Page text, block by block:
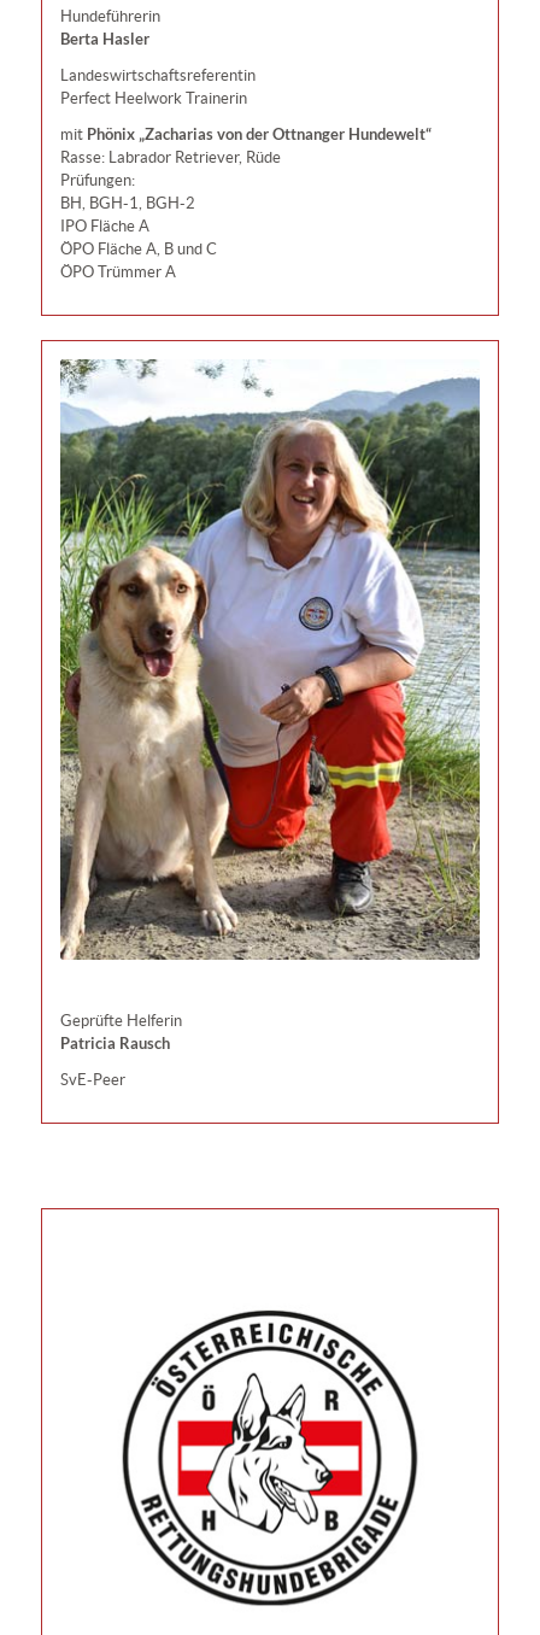
Hundeführerin
Berta Hasler
Landeswirtschaftsreferentin
Perfect Heelwork Trainerin
mit Phönix „Zacharias von der Ottnanger Hundewelt“
Rasse: Labrador Retriever, Rüde
Prüfungen:
BH, BGH-1, BGH-2
IPO Fläche A
ÖPO Fläche A, B und C
ÖPO Trümmer A
Geprüfte Helferin
Patricia Rausch
SvE-Peer